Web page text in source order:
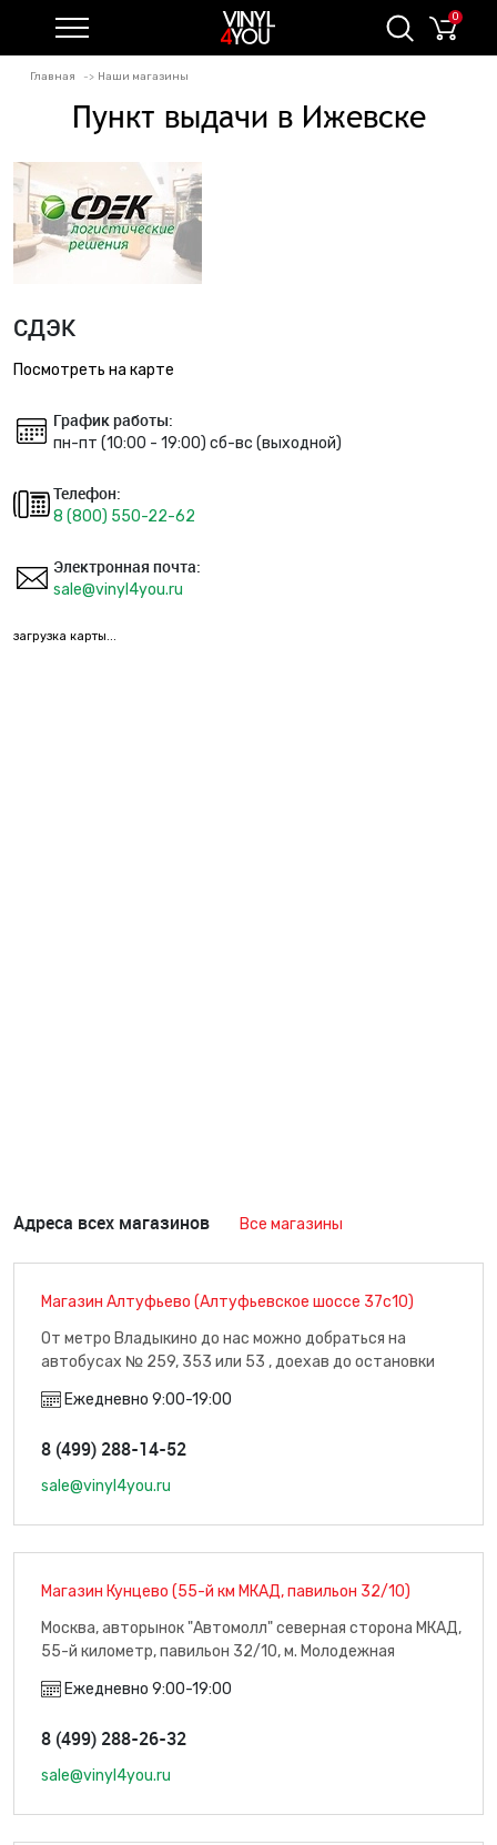
0
Главная Наши магазины
Пункт выдачи в Ижевске
СДЭК
Посмотреть на карте
График работы:
пн-пт (10:00 - 19:00) сб-вс (выходной)
Телефон:
8 (800) 550-22-62
Электронная почта:
sale@vinyl4you.ru
загрузка карты...
Адреса всех магазинов Все магазины
Магазин Алтуфьево (Алтуфьевское шоссе 37с10)
От метро Владыкино до нас можно добраться на
автобусах № 259, 353 или 53 , доехав до остановки
Ежедневно 9:00-19:00
8 (499) 288-14-52
sale@vinyl4you.ru
Магазин Кунцево (55-й км МКАД, павильон 32/10)
Москва, авторынок "Автомолл" северная сторона МКАД,
55-й километр, павильон 32/10, м. Молодежная
Ежедневно 9:00-19:00
8 (499) 288-26-32
sale@vinyl4you.ru